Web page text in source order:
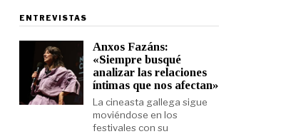
ENTREVISTAS
Anxos Fazáns:
«Siempre busqué
analizar las relaciones
íntimas que nos afectan»
La cineasta gallega sigue
moviéndose en los
festivales con su